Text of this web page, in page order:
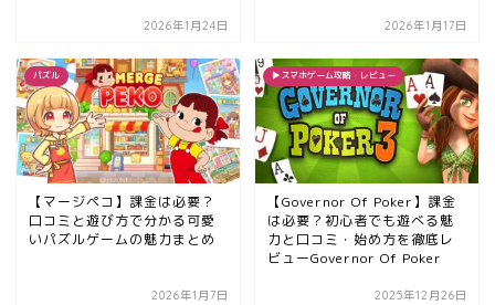
2026年1月24日 2026年1月17日
パズル
【マージペコ】課金は必要？
口コミと遊び方で分かる可愛
いパズルゲームの魅力まとめ
2026年1月7日
▶︎スマホゲーム攻略・レビュー
【Governor Of Poker】課金
は必要？初心者でも遊べる魅
力と口コミ・始め方を徹底レ
ビューGovernor Of Poker
2025年12月26日